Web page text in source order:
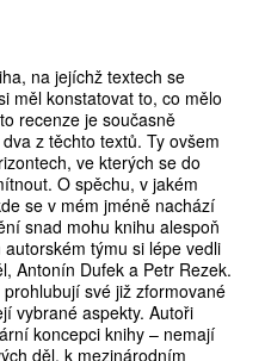
na jejíchž textech se
měl konstatovat to, co mělo
recenze je současně
z těchto textů. Ty ovšem
ve kterých se do
O spěchu, v jakém
se v mém jméně nachází
snad mohu knihu alespoň
týmu si lépe vedli
Antonín Dufek a Petr Rezek.
své již zformované
vybrané aspekty. Autoři
koncepci knihy – nemají
děl, k mezinárodním